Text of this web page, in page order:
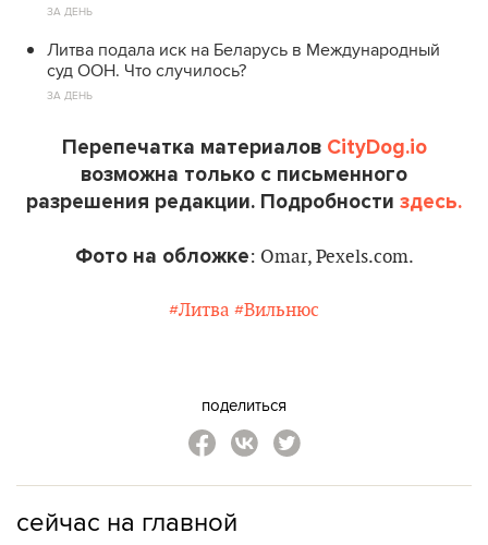
ЗА ДЕНЬ
Литва подала иск на Беларусь в Международный
суд ООН. Что случилось?
ЗА ДЕНЬ
Перепечатка материалов CityDog.io
возможна только с письменного
разрешения редакции. Подробности здесь.
Фото на обложке: Omar, Pexels.com.
#Литва #Вильнюс
поделиться
сейчас на главной